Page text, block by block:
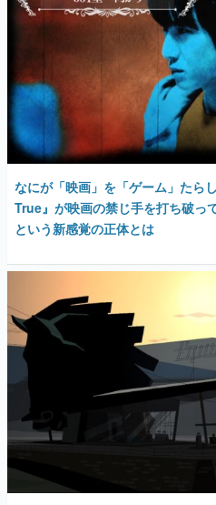
なにが「映画」を「ゲーム」たら
True』が映画の禁じ手を打ち破っ
という新感覚の正体とは